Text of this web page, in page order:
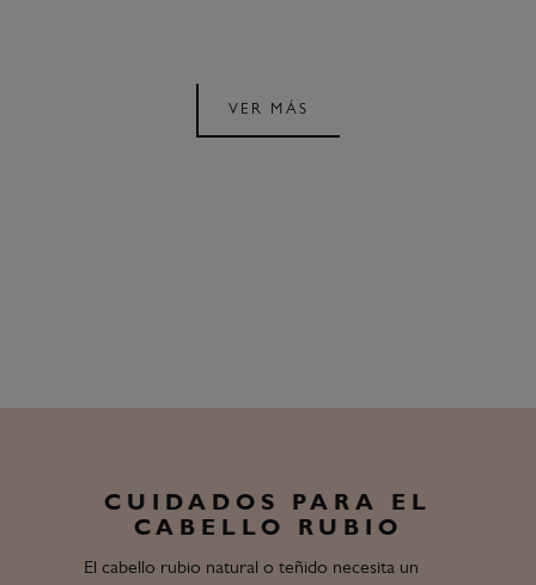
VER MÁS
CUIDADOS PARA EL
CABELLO RUBIO
El cabello rubio natural o teñido necesita un